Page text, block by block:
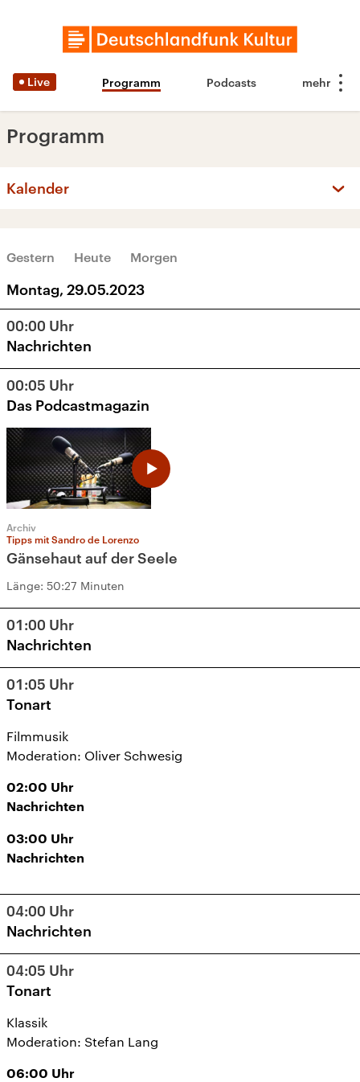
Live Programm Podcasts
Programm
Kalender
Mo Di Mi Do
8
29 30 31
Gestern Heute Morgen
Montag, 29.05.2023
00:00 Uhr
Nachrichten
00:05 Uhr
Das Podcastmagazin
Archiv
Tipps mit Sandro de Lorenzo
Gänsehaut auf der Seele
Länge: 50:27 Minuten
01:00 Uhr
Nachrichten
01:05 Uhr
Tonart
Filmmusik
Moderation: Oliver Schwesig
02:00 Uhr
Nachrichten
03:00 Uhr
Nachrichten
04:00 Uhr
Nachrichten
04:05 Uhr
Tonart
Klassik
Moderation: Stefan Lang
06:00 Uhr